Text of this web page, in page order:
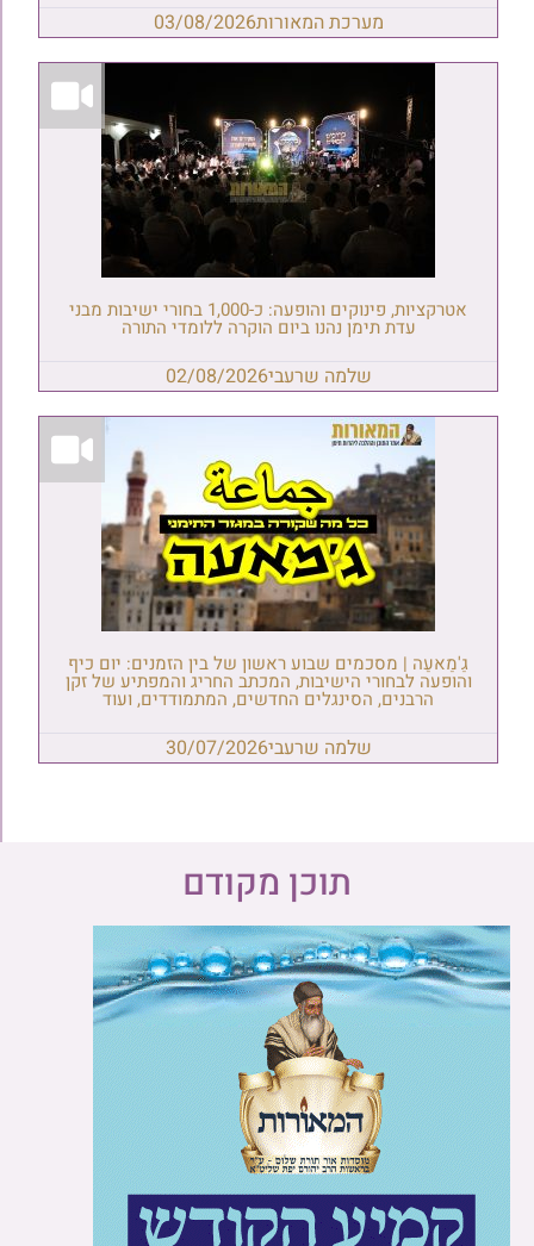
מערכת המאורות03/08/2026
אטרקציות, פינוקים והופעה: כ-1,000 בחורי ישיבות מבני
עדת תימן נהנו ביום הוקרה ללומדי התורה
שלמה שרעבי02/08/2026
גַ'מַאעַה | מסכמים שבוע ראשון של בין הזמנים: יום כיף
והופעה לבחורי הישיבות, המכתב החריג והמפתיע של זקן
הרבנים, הסינגלים החדשים, המתמודדים, ועוד
שלמה שרעבי30/07/2026
תוכן מקודם